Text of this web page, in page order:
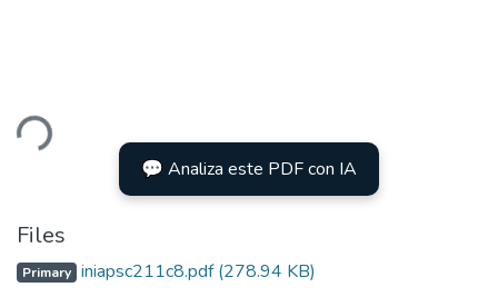
💬 Analiza este PDF con IA
Files
Primary iniapsc211c8.pdf(278.94 KB)